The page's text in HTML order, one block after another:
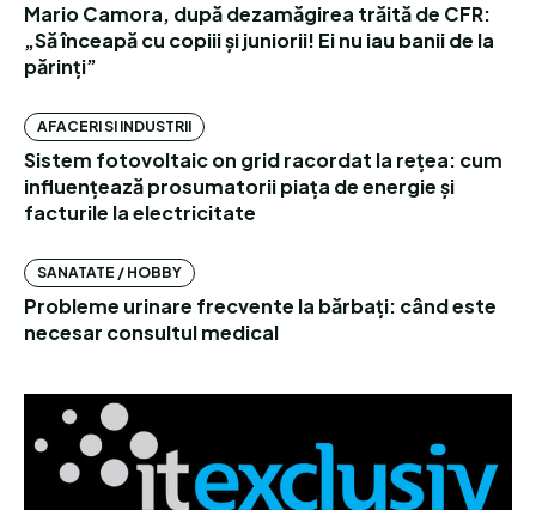
Mario Camora, după dezamăgirea trăită de CFR:
„Să înceapă cu copiii și juniorii! Ei nu iau banii de la
părinți”
AFACERI SI INDUSTRII
Sistem fotovoltaic on grid racordat la rețea: cum
influențează prosumatorii piața de energie și
facturile la electricitate
SANATATE / HOBBY
Probleme urinare frecvente la bărbați: când este
necesar consultul medical